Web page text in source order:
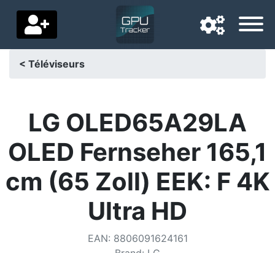
Pays de livraison
Accueil
Baisses de prix
Paramètres
Soutenez-nous
< Téléviseurs
LG OLED65A29LA
OLED Fernseher 165,1
cm (65 Zoll) EEK: F 4K
Ultra HD
EAN: 8806091624161